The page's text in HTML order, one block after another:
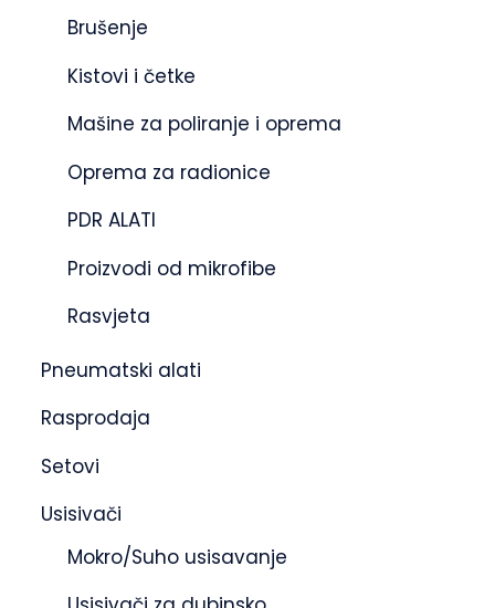
Brušenje
Kistovi i četke
Mašine za poliranje i oprema
Oprema za radionice
PDR ALATI
Proizvodi od mikrofibe
Rasvjeta
Pneumatski alati
Rasprodaja
Setovi
Usisivači
Mokro/Suho usisavanje